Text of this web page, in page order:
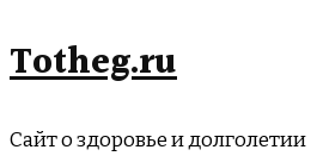
Totheg.ru
Сайт о здоровье и долголетии